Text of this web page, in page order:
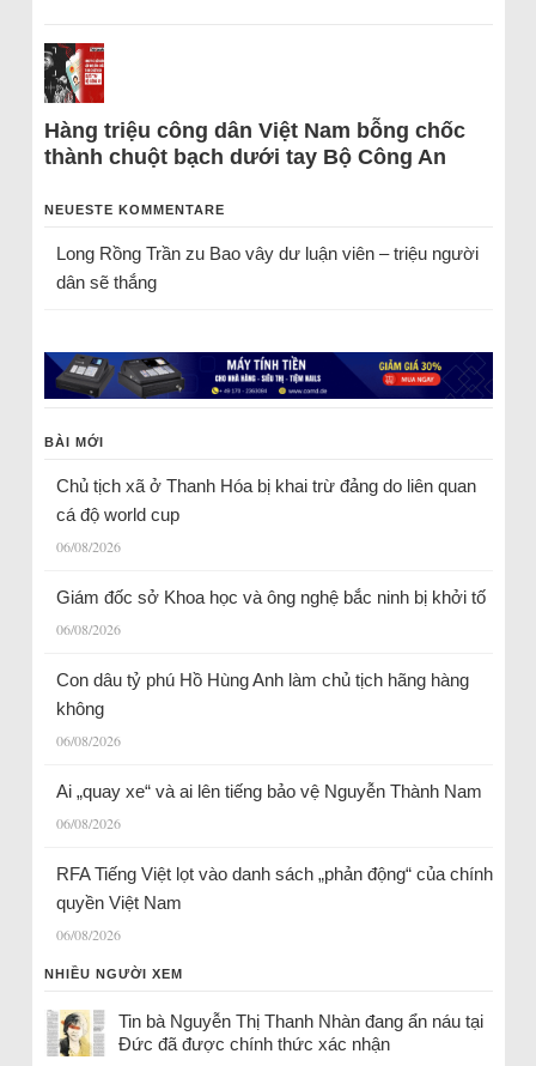
Hàng triệu công dân Việt Nam bỗng chốc
thành chuột bạch dưới tay Bộ Công An
NEUESTE KOMMENTARE
Long Rồng Trầnzu Bao vây dư luận viên – triệu người
dân sẽ thắng
BÀI MỚI
Chủ tịch xã ở Thanh Hóa bị khai trừ đảng do liên quan
cá độ world cup
06/08/2026
Giám đốc sở Khoa học và ông nghệ bắc ninh bị khởi tố
06/08/2026
Con dâu tỷ phú Hồ Hùng Anh làm chủ tịch hãng hàng
không
06/08/2026
Ai „quay xe“ và ai lên tiếng bảo vệ Nguyễn Thành Nam
06/08/2026
RFA Tiếng Việt lọt vào danh sách „phản động“ của chính
quyền Việt Nam
06/08/2026
NHIỀU NGƯỜI XEM
Tin bà Nguyễn Thị Thanh Nhàn đang ẩn náu tại
Đức đã được chính thức xác nhận